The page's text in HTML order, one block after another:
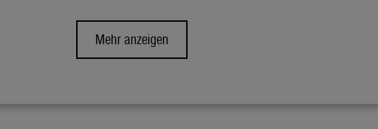
Mehr anzeigen